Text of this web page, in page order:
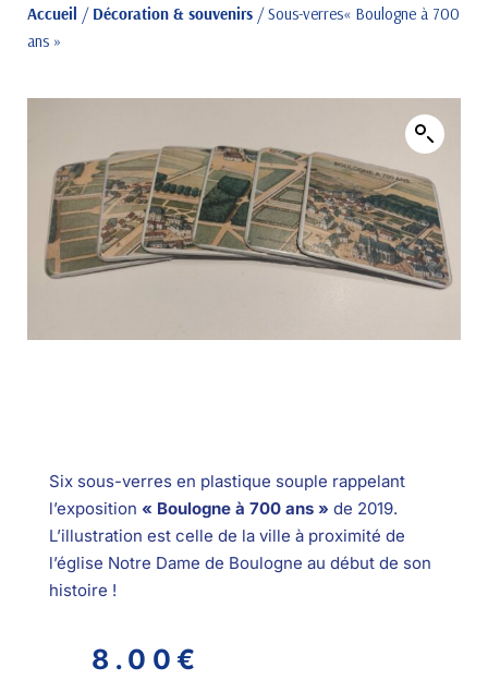
Accueil / Décoration & souvenirs / Sous-verres« Boulogne à 700
ans »
Six sous-verres en plastique souple rappelant
l’exposition « Boulogne à 700 ans » de 2019.
L’illustration est celle de la ville à proximité de
l’église Notre Dame de Boulogne au début de son
histoire !
8.00 €